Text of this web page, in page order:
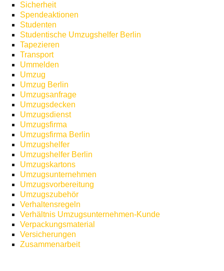
Sicherheit
Spendeaktionen
Studenten
Studentische Umzugshelfer Berlin
Tapezieren
Transport
Ummelden
Umzug
Umzug Berlin
Umzugsanfrage
Umzugsdecken
Umzugsdienst
Umzugsfirma
Umzugsfirma Berlin
Umzugshelfer
Umzugshelfer Berlin
Umzugskartons
Umzugsunternehmen
Umzugsvorbereitung
Umzugszubehör
Verhaltensregeln
Verhältnis Umzugsunternehmen-Kunde
Verpackungsmaterial
Versicherungen
Zusammenarbeit